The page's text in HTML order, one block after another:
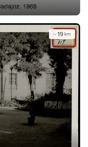
~ 19km